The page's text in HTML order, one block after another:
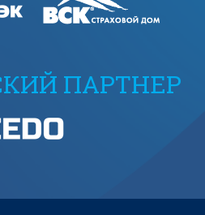
ПАРТНЕР